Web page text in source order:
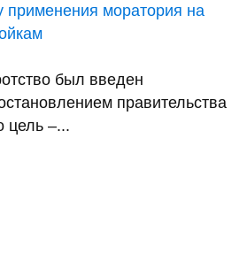
моратория на
был введен
правительства
цель –...